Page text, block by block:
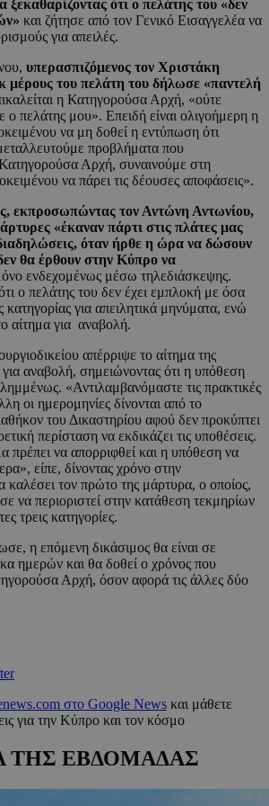
ξεκαθαρίζοντας ότι ο πελάτης του «δεν
και ζήτησε από τον Γενικό Εισαγγελέα να
για απειλές.
υπερασπιζόμενος τον Χριστάκη
μέρους του πελάτη του δήλωσε «παντελή
η Κατηγορούσα Αρχή, «ούτε
ο πελάτης μου». Επειδή είναι ολιγοήμερη η
να μη δοθεί η εντύπωση ότι
προβλήματα που
Αρχή, συναινούμε στη
να πάρει τις δέουσες αποφάσεις».
εκπροσωπώντας τον Αντώνη Αντωνίου,
«έκαναν πάρτι στις πλάτες μας
όταν ήρθε η ώρα να δώσουν
θα έρθουν στην Κύπρο να
ενδεχομένως μέσω τηλεδιάσκεψης.
ο πελάτης του δεν έχει εμπλοκή με όσα
για απειλητικά μηνύματα, ενώ
αίτημα για αναβολή.
απέρριψε το αίτημα της
αναβολή, σημειώνοντας ότι η υπόθεση
«Αντιλαμβανόμαστε τις πρακτικές
οι ημερομηνίες δίνονται από το
του Δικαστηρίου αφού δεν προκύπτει
περίσταση να εκδικάζει τις υποθέσεις.
πρέπει να απορριφθεί και η υπόθεση να
είπε, δίνοντας χρόνο στην
τον πρώτο της μάρτυρα, ο οποίος,
να περιοριστεί στην κατάθεση τεκμηρίων
τρεις κατηγορίες.
η επόμενη δικάσιμος θα είναι σε
ημερών και θα δοθεί ο χρόνος που
Αρχή, όσον αφορά τις άλλες δύο
στο Google News και μάθετε
για την Κύπρο και τον κόσμο
ΤΗΣ ΕΒΔΟΜΑΔΑΣ